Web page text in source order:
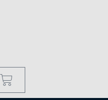
a